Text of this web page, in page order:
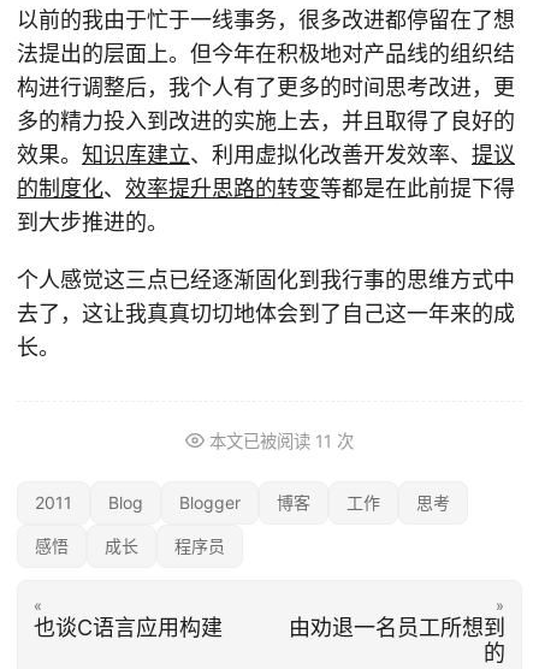
以前的我由于忙于一线事务，很多改进都停留在了想
法提出的层面上。但今年在积极地对产品线的组织结
构进行调整后，我个人有了更多的时间思考改进，更
多的精力投入到改进的实施上去，并且取得了良好的
效果。 知识库建立、利用虚拟化改善开发效率、 提议
的制度化、 效率提升思路的转变等都是在此前提下得
到大步推进的。
个人感觉这三点已经逐渐固化到我行事的思维方式中
去了，这让我真真切切地体会到了自己这一年来的成
长。
本文已被阅读 11 次
2011 Blog Blogger 博客 工作 思考
感悟 成长 程序员
«
也谈C语言应用构建
»
由劝退一名员工所想到
的